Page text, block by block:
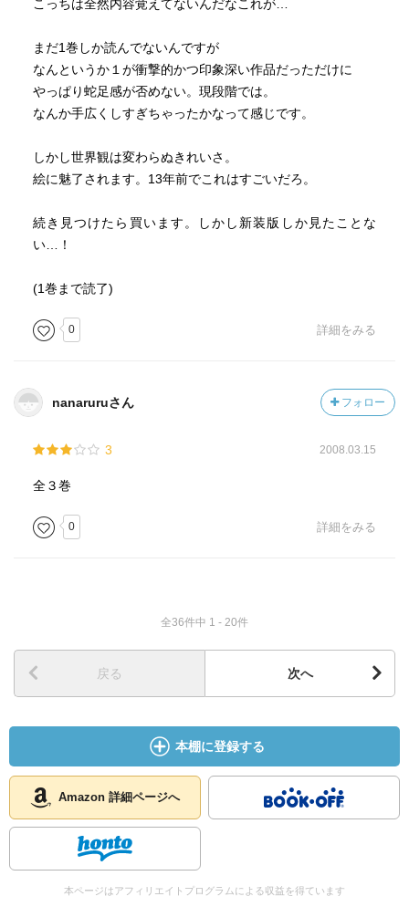
こっちは全然内容覚えてないんだなこれが…
まだ1巻しか読んでないんですが
なんというか１が衝撃的かつ印象深い作品だっただけに
やっぱり蛇足感が否めない。現段階では。
なんか手広くしすぎちゃったかなって感じです。
しかし世界観は変わらぬきれいさ。
絵に魅了されます。13年前でこれはすごいだろ。
続き見つけたら買います。しかし新装版しか見たことな
い…！
(1巻まで読了)
0 詳細をみる
nanaruruさん フォロー
3 2008.03.15
全３巻
0 詳細をみる
全36件中 1 - 20件
戻る 次へ
本棚に登録する
Amazon 詳細ページへ
本ページはアフィリエイトプログラムによる収益を得ています